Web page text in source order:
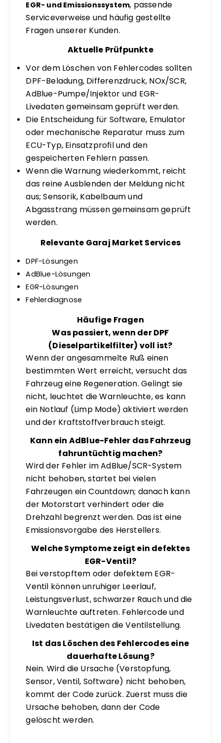
EGR- und Emissionssystem, passende
Serviceverweise und häufig gestellte
Fragen unserer Kunden.
Aktuelle Prüfpunkte
Vor dem Löschen von Fehlercodes sollten
DPF-Beladung, Differenzdruck, NOx/SCR,
AdBlue-Pumpe/Injektor und EGR-
Livedaten gemeinsam geprüft werden.
Die Entscheidung für Software, Emulator
oder mechanische Reparatur muss zum
ECU-Typ, Einsatzprofil und den
gespeicherten Fehlern passen.
Wenn die Warnung wiederkommt, reicht
das reine Ausblenden der Meldung nicht
aus; Sensorik, Kabelbaum und
Abgasstrang müssen gemeinsam geprüft
werden.
Relevante Garaj Market Services
DPF-Lösungen
AdBlue-Lösungen
EGR-Lösungen
Fehlerdiagnose
Häufige Fragen
Was passiert, wenn der DPF
(Dieselpartikelfilter) voll ist?
Wenn der angesammelte Ruß einen
bestimmten Wert erreicht, versucht das
Fahrzeug eine Regeneration. Gelingt sie
nicht, leuchtet die Warnleuchte, es kann
ein Notlauf (Limp Mode) aktiviert werden
und der Kraftstoffverbrauch steigt.
Kann ein AdBlue-Fehler das Fahrzeug
fahruntüchtig machen?
Wird der Fehler im AdBlue/SCR-System
nicht behoben, startet bei vielen
Fahrzeugen ein Countdown; danach kann
der Motorstart verhindert oder die
Drehzahl begrenzt werden. Das ist eine
Emissionsvorgabe des Herstellers.
Welche Symptome zeigt ein defektes
EGR-Ventil?
Bei verstopftem oder defektem EGR-
Ventil können unruhiger Leerlauf,
Leistungsverlust, schwarzer Rauch und die
Warnleuchte auftreten. Fehlercode und
Livedaten bestätigen die Ventilstellung.
Ist das Löschen des Fehlercodes eine
dauerhafte Lösung?
Nein. Wird die Ursache (Verstopfung,
Sensor, Ventil, Software) nicht behoben,
kommt der Code zurück. Zuerst muss die
Ursache behoben, dann der Code
gelöscht werden.